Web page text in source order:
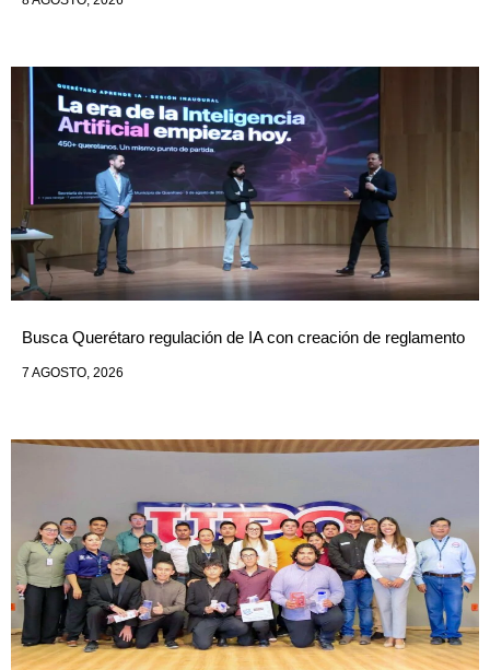
Busca Querétaro regulación de IA con creación de reglamento
7 AGOSTO, 2026